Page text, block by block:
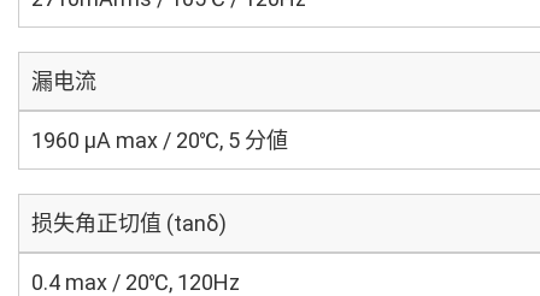
漏电流
1960 μA max / 20℃, 5 分値
损失角正切值 (tanδ)
0.4 max / 20℃, 120Hz